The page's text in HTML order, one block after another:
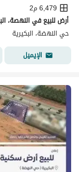
6,479 م2
أرض للبيع في النهصة،
حي النهضة، البكيرية
الإيميل